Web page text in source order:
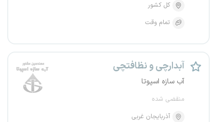
کل کشور
تمام وقت
آبدارچی و نظافتچی
آب سازه اسپوتا
منقضی شده
آذربایجان غربی